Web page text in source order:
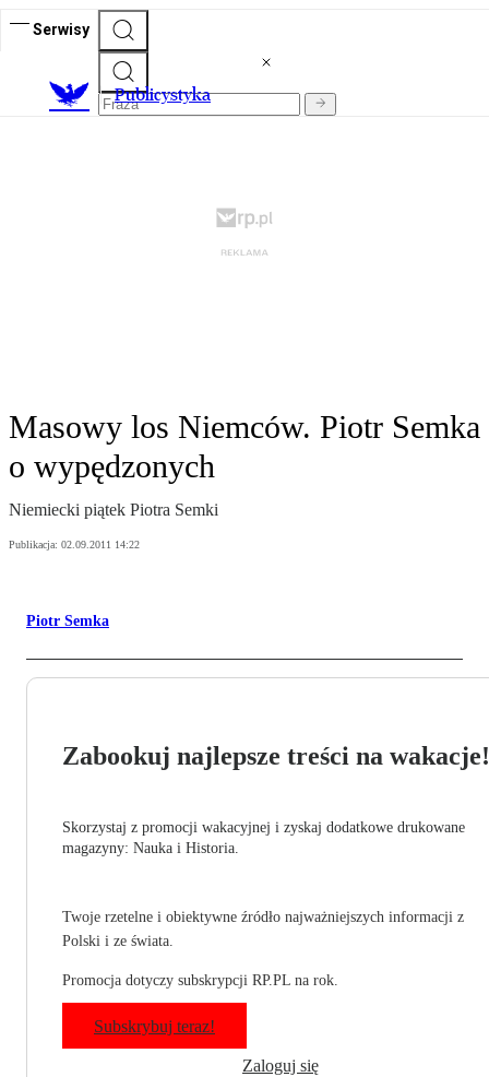
Serwisy
Publicystyka
Masowy los Niemców. Piotr Semka
o wypędzonych
Niemiecki piątek Piotra Semki
Publikacja: 02.09.2011 14:22
Piotr Semka
Zabookuj najlepsze treści na wakacje!
Skorzystaj z promocji wakacyjnej i zyskaj dodatkowe drukowane
magazyny: Nauka i Historia.
Twoje rzetelne i obiektywne źródło najważniejszych informacji z
Polski i ze świata.
Promocja dotyczy subskrypcji RP.PL na rok.
Subskrybuj teraz!
Zaloguj się